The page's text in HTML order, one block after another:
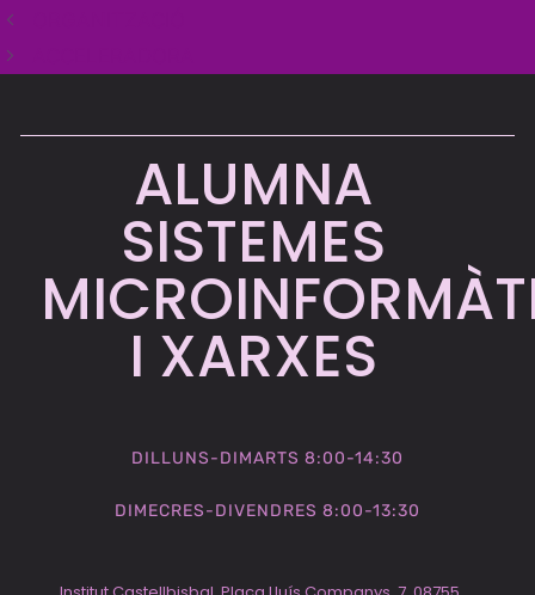
ALUMNA
SISTEMES
I XARXES​
DILLUNS-DIMARTS 8:00-14:30
DIMECRES-DIVENDRES 8:00-13:30